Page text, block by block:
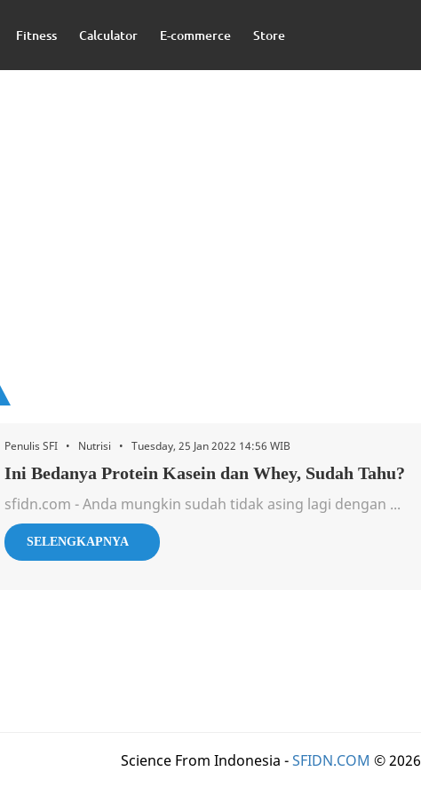
Fitness Calculator E-commerce Store
Penulis SFI • Nutrisi • Tuesday, 25 Jan 2022 14:56 WIB
Ini Bedanya Protein Kasein dan Whey, Sudah Tahu?
sfidn.com - Anda mungkin sudah tidak asing lagi dengan ...
SELENGKAPNYA
Science From Indonesia -SFIDN.COM © 2026